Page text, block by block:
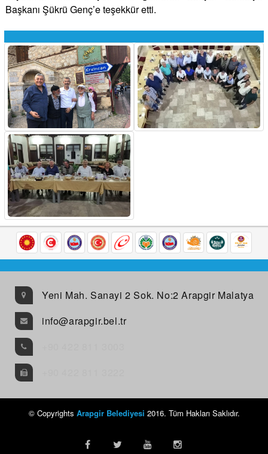
Başkanı Şükrü Genç’e teşekkür etti.
Yeni Mah. Sanayi 2 Sok. No:2 Arapgir Malatya
info@arapgir.bel.tr
© Copyrights Arapgir Belediyesi 2016. Tüm Hakları Saklıdır.